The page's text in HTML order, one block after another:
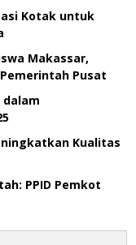
Kotak untuk
Makassar,
Pusat
dalam
Kualitas
PPID Pemkot